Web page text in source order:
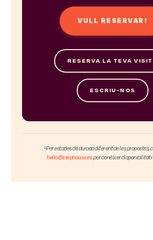
VULL RESERVAR!
RESERVA LA TEVA
ESCRIU-NOS
*Per estades de durada diferent de les propostes,
hello@stephouse.esper conèixer disponibilitat